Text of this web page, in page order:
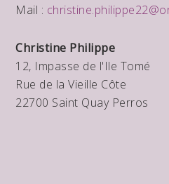
Mail :
Christine Philippe
12, Impasse de l'Ile Tomé
Rue de la Vieille Côte
22700 Saint Quay Perros